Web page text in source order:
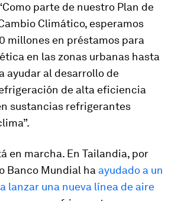
parte de nuestro Plan de
Climático, esperamos
millones en préstamos para
en las zonas urbanas hasta
ayudar al desarrollo de
de alta eficiencia
sustancias refrigerantes
en marcha. En Tailandia, por
Banco Mundial ha ayudado a un
lanzar una nueva línea de aire